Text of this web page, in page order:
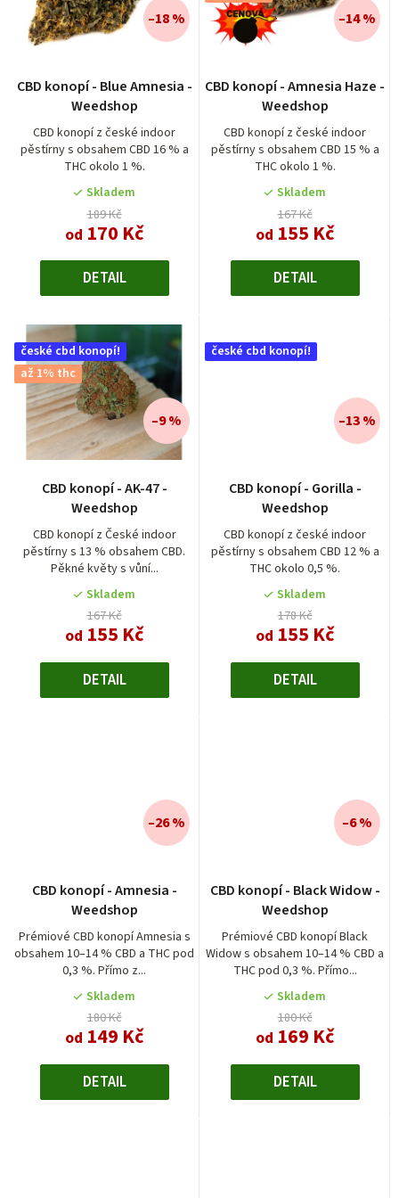
u
CBD konopí - Blue Amnesia -
Weedshop
CBD konopí z české indoor
pěstírny s obsahem CBD 16 % a
THC okolo 1 %.
hodnocení
produktu
je
5,0
z
5
hvězdiček.
Skladem
189 Kč
od 170 Kč
–18 %
DETAIL
CBD konopí - Amnesia Haze -
Weedshop
CBD konopí z české indoor
pěstírny s obsahem CBD 15 % a
THC okolo 1 %.
hodnocení
produktu
je
5,0
z
5
hvězdiček.
Skladem
167 Kč
od 155 Kč
–14 %
DETAIL
české cbd konopí!
až 1% thc
CBD konopí - AK-47 -
Weedshop
CBD konopí z České indoor
pěstírny s 13 % obsahem CBD.
Pěkné květy s vůní...
hodnocení
produktu
je
4,5
z
5
hvězdiček.
Skladem
167 Kč
od 155 Kč
–9 %
DETAIL
české cbd konopí!
CBD konopí - Gorilla -
Weedshop
CBD konopí z české indoor
pěstírny s obsahem CBD 12 % a
THC okolo 0,5 %.
Skladem
178 Kč
od 155 Kč
–13 %
DETAIL
CBD konopí - Amnesia -
Weedshop
Prémiové CBD konopí Amnesia s
obsahem 10–14 % CBD a THC pod
0,3 %. Přímo z...
Skladem
180 Kč
od 149 Kč
–26 %
DETAIL
CBD konopí - Black Widow -
Weedshop
Prémiové CBD konopí Black
Widow s obsahem 10–14 % CBD a
THC pod 0,3 %. Přímo...
Skladem
180 Kč
od 169 Kč
–6 %
DETAIL